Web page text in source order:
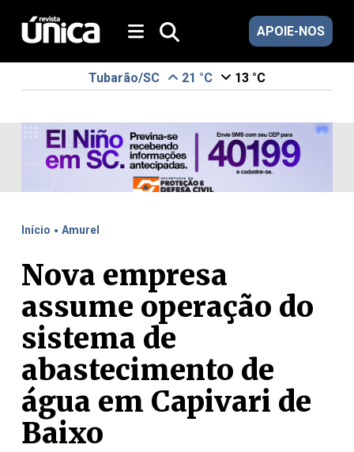
APOIE-NOS
Tubarão/SC 21 °C 13 °C
Início . Amurel
Nova empresa
assume operação do
sistema de
abastecimento de
água em Capivari de
Baixo